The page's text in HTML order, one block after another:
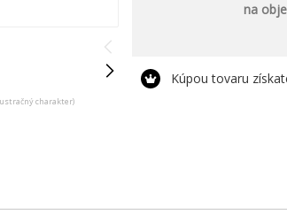
charakter)
na
Kúpou tovaru